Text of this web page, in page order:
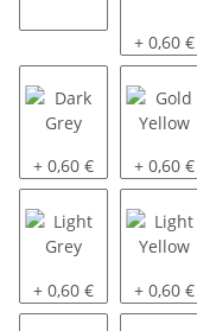
Ash
+ 0,60 €
Dark Grey
+ 0,60 € Gold
+ 0,60 €
Light Grey
+ 0,60 € Light
+ 0,60 €